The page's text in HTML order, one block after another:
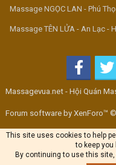
Massage NGỌC LAN - Phú
Massage TÊN LỬA - An Lạc -
Massagevua.net - Hội Quán
Forum software by XenForo™
This site uses cookies to help
to keep you
By continuing to use this